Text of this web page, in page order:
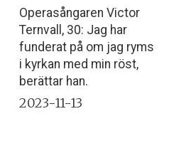
Operasångaren Victor
Ternvall, 30: Jag har
funderat på om jag ryms
i kyrkan med min röst,
berättar han.
2023-11-13